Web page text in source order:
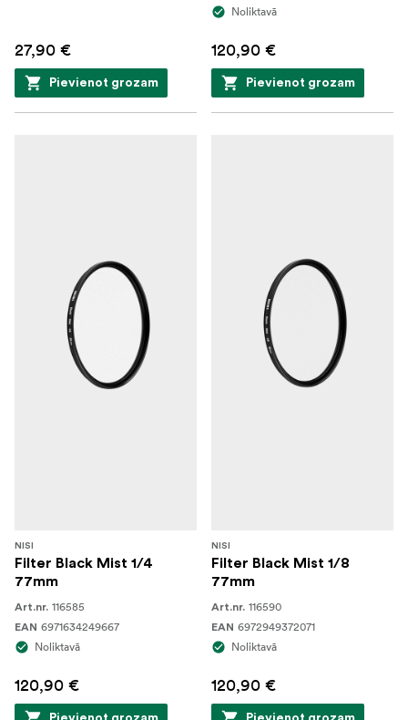
27,90 €
Pievienot grozam
Noliktavā
120,90 €
Pievienot grozam
NISI
Filter Black Mist 1/4
77mm
Art.nr. 116585
EAN 6971634249667
Noliktavā
120,90 €
NISI
Filter Black Mist 1/8
77mm
Art.nr. 116590
EAN 6972949372071
Noliktavā
120,90 €